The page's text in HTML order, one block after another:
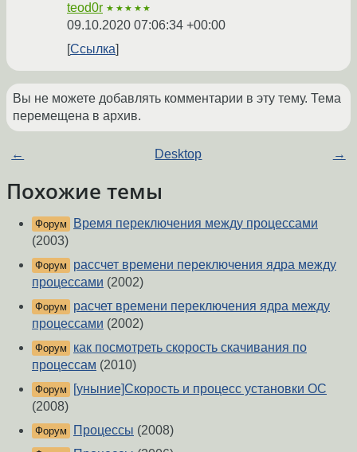
teod0r ★★★★★
09.10.2020 07:06:34 +00:00
Ссылка
Вы не можете добавлять комментарии в эту тему. Тема
перемещена в архив.
← Desktop →
Похожие темы
Форум
Время переключения между процессами
(2003)
Форум
рассчет времени переключения ядра между
процессами (2002)
Форум
расчет времени переключения ядра между
процессами (2002)
Форум
как посмотреть скорость скачивания по
процессам (2010)
Форум
[уныние]Скорость и процесс установки ОС
(2008)
Форум Процессы (2008)